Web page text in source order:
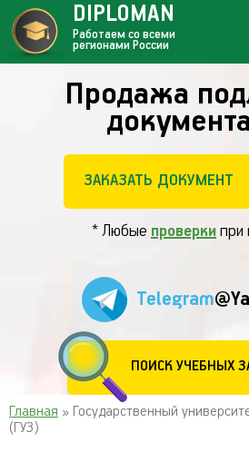
Продажа
ЗАКАЗАТЬ ДОКУМЕНТ
* Любые проверки при
Telegram
ПОИСК УЧЕБНЫХ
DIPLOMAN
Работаем со всеми
регионами России
Главная » Государственный
(ГУЗ)